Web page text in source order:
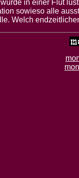
in einer Flut
sowieso alle
Welch